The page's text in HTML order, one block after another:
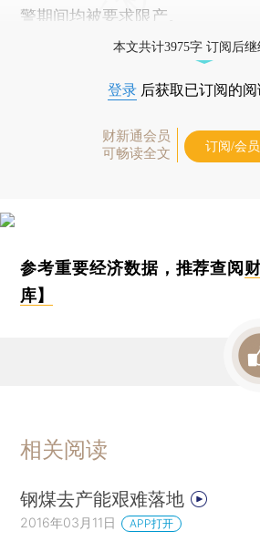
警期间均被要求限产。
本文共计3975字 订阅后
登录 后获取已订阅的
财新通会员
可畅读全文
订阅/会
参考重要经济数据，推荐查阅
库】
相关阅读
钢煤去产能艰难落地
2016年03月11日 APP打开